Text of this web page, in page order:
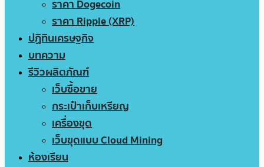
ราคา Dogecoin
ราคา Ripple (XRP)
ปฏิทินเศรษฐกิจ
บทความ
รีวิวผลิตภัณฑ์
เว็บซื้อขาย
กระเป๋าเก็บเหรียญ
เครื่องขุด
เว็บขุดแบบ Cloud Mining
ห้องเรียน